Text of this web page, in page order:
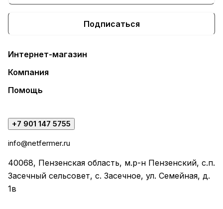
Подписаться
Интернет-магазин
Компания
Помощь
+7 901 147 5755
info@netfermer.ru
40068, Пензенская область, м.р-н Пензенский, с.п.
Засечный сельсовет, с. Засечное, ул. Семейная, д.
1в